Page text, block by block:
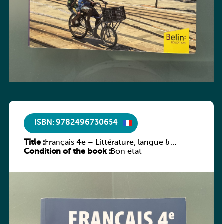
ISBN: 9782496730654
Title :Français 4e – Littérature, langue &
méthodes
Condition of the book :Bon état